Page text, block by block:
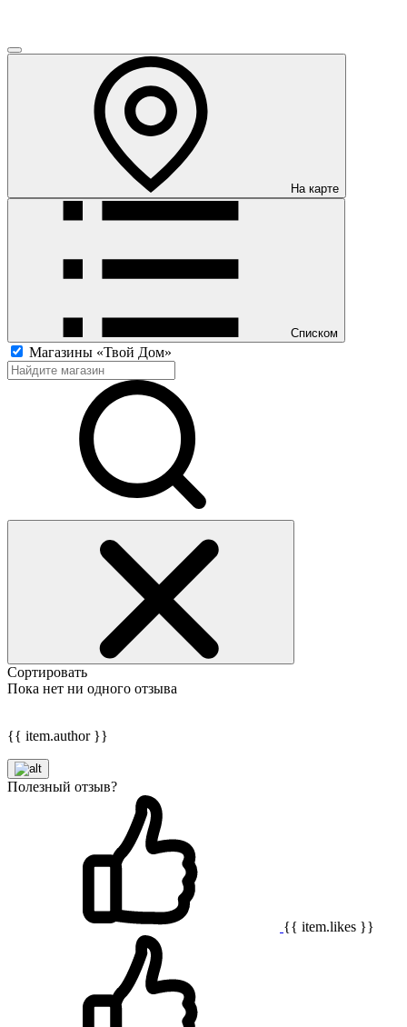
На карте
Списком
Магазины «Твой Дом»
Сортировать
Пока нет ни одного отзыва
{{ item.author }}
Полезный отзыв?
{{ item.likes }}